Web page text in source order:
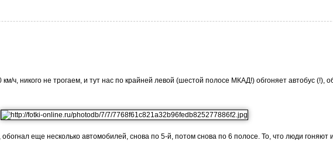
ч, никого не трогаем, и тут нас по крайней левой (шестой полосе МКАД!) обгоняет автобус (!),
еще несколько автомобилей, снова по 5-й, потом снова по 6 полосе. То, что люди гоняют